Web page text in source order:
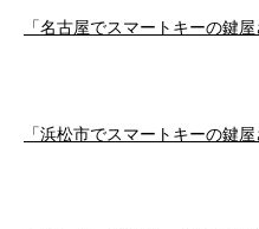
「名古屋でスマートキーの鍵
「浜松市でスマートキーの鍵